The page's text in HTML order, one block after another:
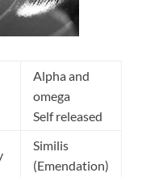
Alpha and
omega
Self released
Similis
(Emendation)